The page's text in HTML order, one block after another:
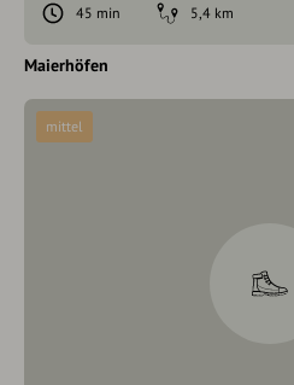
45 min
5,4 km
Maierhöfen
mittel